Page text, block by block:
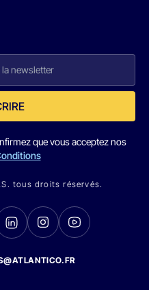
que vous acceptez nos
tous droits réservés.